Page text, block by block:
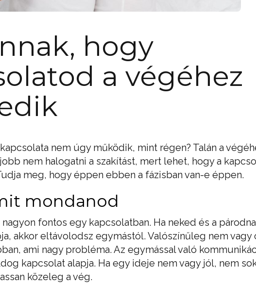
hogy
a végéhez
nem úgy működik, mint régen? Talán a
nem halogatni a szakítást, mert lehet, hogy a
meg, hogy éppen ebben a fázisban van-e éppen.
mondanod
fontos egy kapcsolatban. Ha neked és a
akkor eltávolodsz egymástól. Valószínűleg nem vagy
ami nagy probléma. Az egymással való
kapcsolat alapja. Ha egy ideje nem vagy jól, nem
közeleg a vég.